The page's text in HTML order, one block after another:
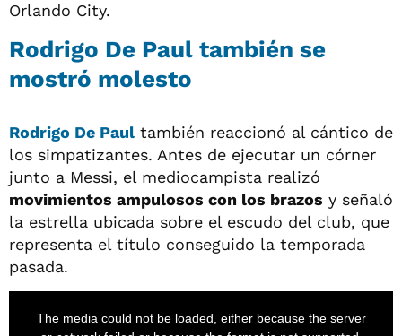
Orlando City.
Rodrigo De Paul también se
mostró molesto
Rodrigo De Paul también reaccionó al cántico de
los simpatizantes. Antes de ejecutar un córner
junto a Messi, el mediocampista realizó
movimientos ampulosos con los brazos y señaló
la estrella ubicada sobre el escudo del club, que
representa el título conseguido la temporada
pasada.